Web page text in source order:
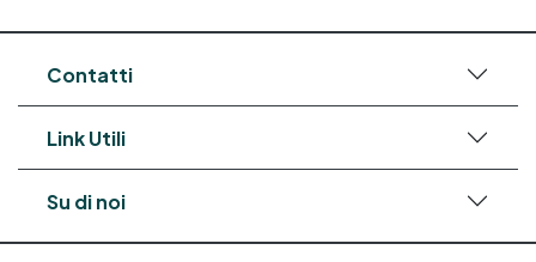
Contatti
Link Utili
Su di noi